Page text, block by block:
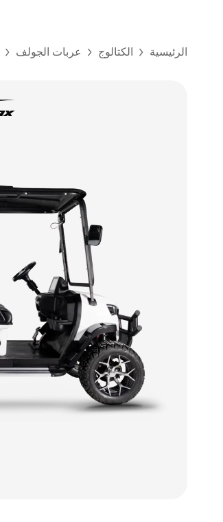
الرئيسية الكتالوج عربات الجولف